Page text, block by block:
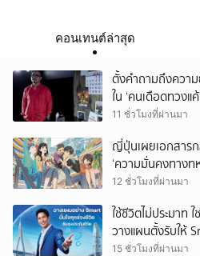
คอนเทนต์ล่าสุด
ตั้งคำถามถึงควา
ใน ‘คนเดือดทวงแ
11 ชั่วโมงที่ผ่านมา
ญี่ปุ่นเผยเอกสารก
‘ความมั่นคงทาง
จีนเตือน ขออย่าซ้ำ
12 ชั่วโมงที่ผ่านมา
ใช้ชีวิตไม่ประมาท
วางแผนตั้งรับให้
15 ชั่วโมงที่ผ่านมา